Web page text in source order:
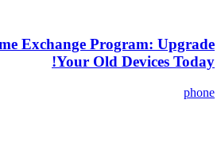
Exchange Program: Upgrade
Your Old Devices Today!
phone